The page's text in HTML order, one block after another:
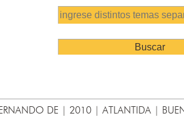
DE | 2010 | ATLANTIDA |